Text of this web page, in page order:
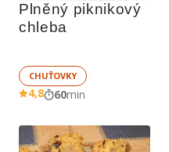
Plněný piknikový
chleba
CHUŤOVKY
4,8 60min